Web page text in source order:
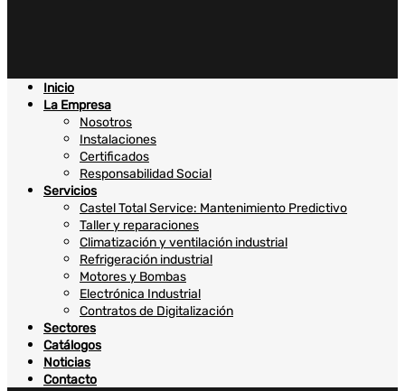
Inicio
La Empresa
Nosotros
Instalaciones
Certificados
Responsabilidad Social
Servicios
Castel Total Service: Mantenimiento Predictivo
Taller y reparaciones
Climatización y ventilación industrial
Refrigeración industrial
Motores y Bombas
Electrónica Industrial
Contratos de Digitalización
Sectores
Catálogos
Noticias
Contacto